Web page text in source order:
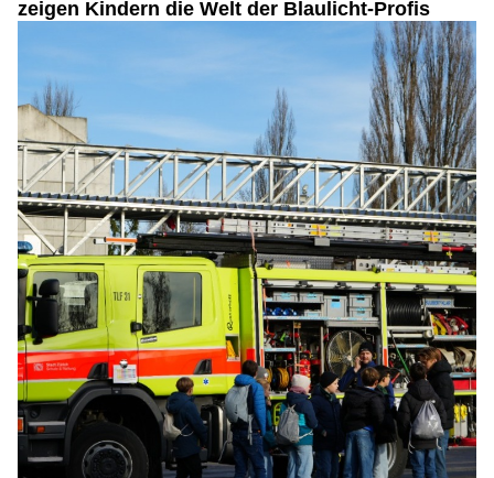
zeigen Kindern die Welt der Blaulicht-Profis